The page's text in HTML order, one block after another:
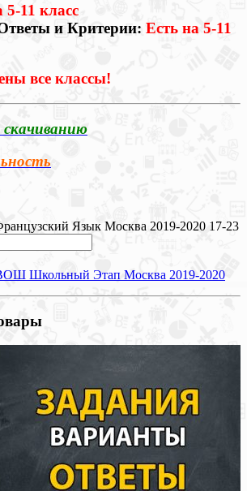
5-11 класс
и Критерии: Есть на 5-11
все классы!
Язык Москва 2019-2020 17-23
Школьный Этап Москва 2019-2020